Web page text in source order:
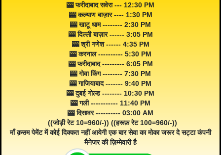
🎰 फरीदाबाद सवेरा --- 12:30 PM
🎰 कल्याण बाज़ार ---- 1:30 PM
🎰 खाटू धाम -------- 2:30 PM
🎰 दिल्ली बाज़ार ------ 3:05 PM
🎰 श्री गणेश ------ 4:35 PM
🎰 करनाल ---------- 5:30 PM
🎰 फरीदाबाद --------- 6:05 PM
🎰 गोवा किंग -------- 7:30 PM
🎰 गाजियाबाद ------- 9:40 PM
🎰 दुबई गोल्ड -------- 10:30 PM
🎰 गली ----------- 11:40 PM
🎰 दिसावर ---------- 03:00 AM
((जोड़ी रेट 10=960/-)) ((हरूफ़ रेट 100=960/-))
माँ क़सम पेमेंट में कोई दिक्कत नहीं आयेगी एक बार सेवा का मोका जरूर दे सट्टा कंपनी
मैनेजर की ज़िम्मेवारी है